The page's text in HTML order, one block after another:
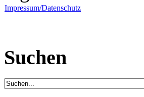
Impressum/Datenschutz
Suchen